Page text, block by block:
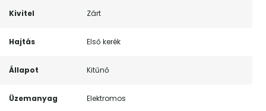
Kivitel Zárt
Hajtás Első kerék
Állapot Kitűnő
Üzemanyag Elektromos